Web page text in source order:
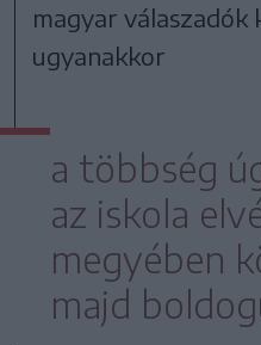
magyar válaszadók
ugyanakkor
a többség
az iskola
megyében
majd